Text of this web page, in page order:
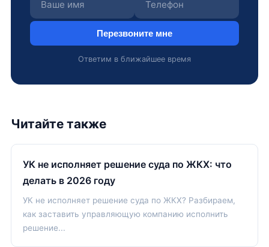
Перезвоните мне
Ответим в ближайшее время
Читайте также
УК не исполняет решение суда по ЖКХ: что
делать в 2026 году
УК не исполняет решение суда по ЖКХ? Разбираем,
как заставить управляющую компанию исполнить
решение...